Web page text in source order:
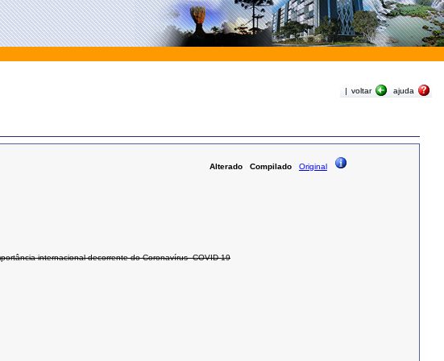
| voltar ajuda
Alterado Compilado Original
internacional decorrente do Coronavírus–COVID-19